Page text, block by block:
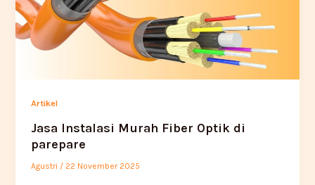
Artikel
Jasa Instalasi Murah Fiber Optik di
parepare
Agustri / 22 November 2025